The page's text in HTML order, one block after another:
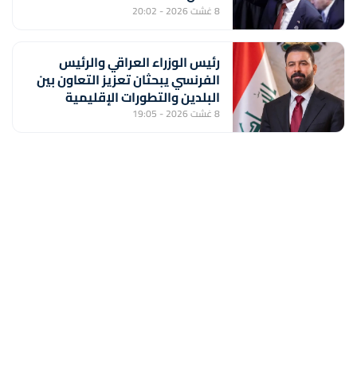
8 غشت 2026 - 20:02
رئيس الوزراء العراقي والرئيس
الفرنسي يبحثان تعزيز التعاون بين
البلدين والتطورات الإقليمية
8 غشت 2026 - 19:05